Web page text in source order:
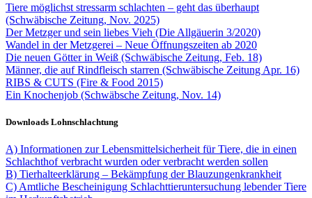
Tiere möglichst stressarm schlachten – geht das überhaupt
(Schwäbische Zeitung, Nov. 2025)
Der Metzger und sein liebes Vieh (Die Allgäuerin 3/2020)
Wandel in der Metzgerei – Neue Öffnungszeiten ab 2020
Die neuen Götter in Weiß (Schwäbische Zeitung, Feb. 18)
Männer, die auf Rindfleisch starren (Schwäbische Zeitung Apr. 16)
RIBS & CUTS (Fire & Food 2015)
Ein Knochenjob (Schwäbsche Zeitung, Nov. 14)
Downloads Lohnschlachtung
A) Informationen zur Lebensmittelsicherheit für Tiere, die in einen
Schlachthof verbracht wurden oder verbracht werden sollen
B) Tierhalteerklärung – Bekämpfung der Blauzungenkrankheit
C) Amtliche Bescheinigung Schlachttieruntersuchung lebender Tiere